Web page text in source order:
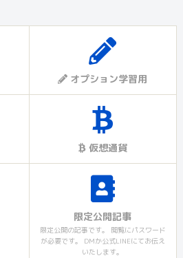
オプション学習用
仮想通貨
限定公開記事
限定公開の記事です。 閲覧にパスワード
が必要です。 DMか公式LINEにてお伝え
いたします。